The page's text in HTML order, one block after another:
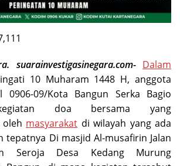
suarainvestigasinegara.com- Dalam
10 Muharam 1448 H, anggota
0906-09/Kota Bangun Serka Bagio
doa bersama yang
oleh masyarakat di wilayah yang ada
tepatnya Di masjid Al-musafirin Jalan
Seroja Desa Kedang Murung